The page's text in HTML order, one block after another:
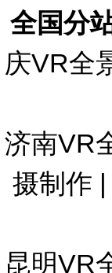
全国分
庆VR全
济南VR
摄制作 |
昆明VR